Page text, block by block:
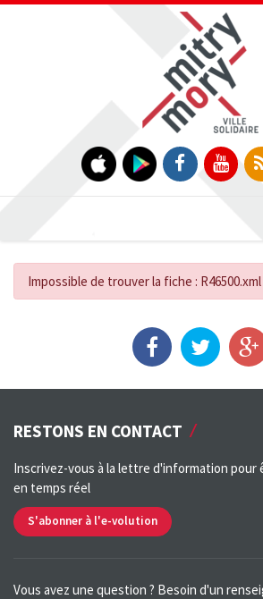
Gestion des traceurs
Impossible de trouver la fiche : R46500.xml
RESTONS EN CONTACT
Inscrivez-vous à la lettre d'information pour
en temps réel
S'abonner à l'e-volution
Vous avez une question ? Besoin d'un